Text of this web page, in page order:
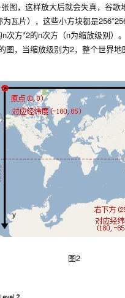
图，这样放大后就会失真，谷
瓦片），这些小方块都是
方*2的n次方（n为缩放级别）
，当缩放级别为2，整个世界
图2